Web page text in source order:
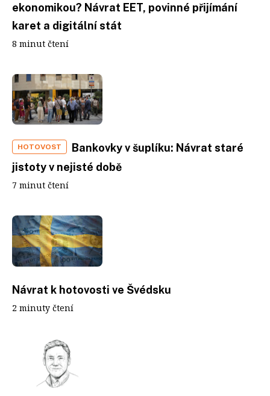
ekonomikou? Návrat EET, povinné přijímání
karet a digitální stát
8 minut čtení
HOTOVOST
Bankovky v šuplíku: Návrat staré
jistoty v nejisté době
7 minut čtení
Návrat k hotovosti ve Švédsku
2 minuty čtení